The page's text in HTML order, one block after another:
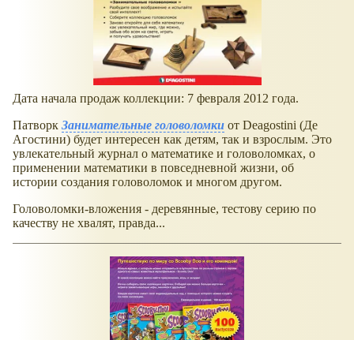
Дата начала продаж коллекции: 7 февраля 2012 года.
Патворк Занимательные головоломки от Deagostini (Де
Агостини) будет интересен как детям, так и взрослым. Это
увлекательный журнал о математике и головоломках, о
применении математики в повседневной жизни, об
истории создания головоломок и многом другом.
Головоломки-вложения - деревянные, тестову серию по
качеству не хвалят, правда...